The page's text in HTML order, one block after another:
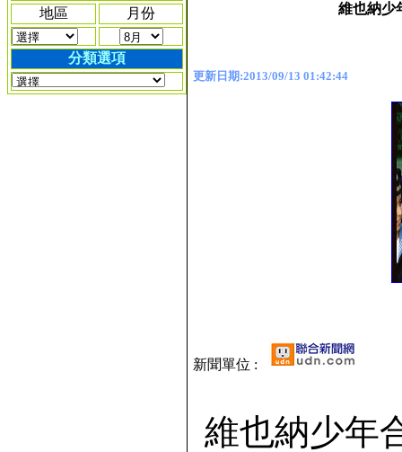
地區
月份
分類選項
維也納少
更新日期:2013/09/13 01:42:44
新聞單位 :
維也納少年